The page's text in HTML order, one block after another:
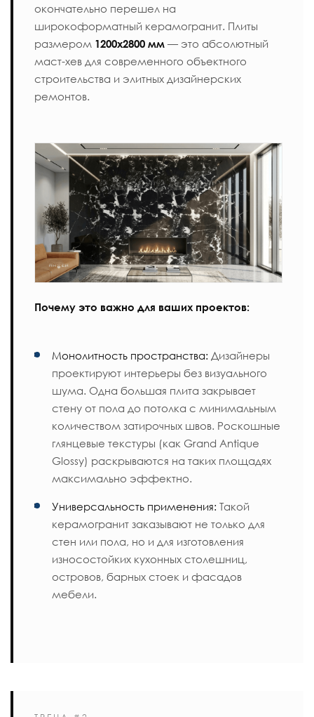
окончательно перешел на
широкоформатный керамогранит. Плиты
размером 1200х2800 мм — это абсолютный
маст-хев для современного объектного
строительства и элитных дизайнерских
ремонтов.
Почему это важно для ваших проектов:
Монолитность пространства: Дизайнеры
проектируют интерьеры без визуального
шума. Одна большая плита закрывает
стену от пола до потолка с минимальным
количеством затирочных швов. Роскошные
глянцевые текстуры (как Grand Antique
Glossy) раскрываются на таких площадях
максимально эффектно.
Универсальность применения: Такой
керамогранит заказывают не только для
стен или пола, но и для изготовления
износостойких кухонных столешниц,
островов, барных стоек и фасадов
мебели.